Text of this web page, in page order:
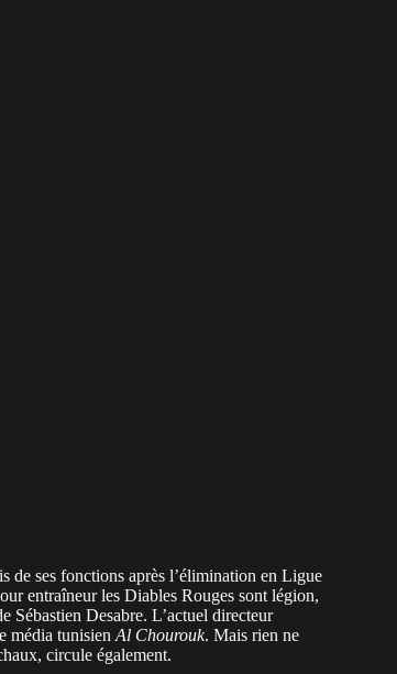
de ses fonctions après l’élimination en Ligue
entraîneur les Diables Rouges sont légion,
Sébastien Desabre. L’actuel directeur
média tunisien Al Chourouk. Mais rien ne
circule également.